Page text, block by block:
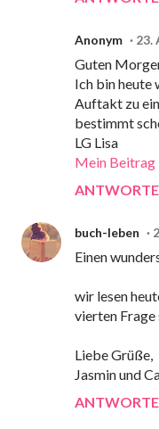
Anonym 23.
Guten
Ich bin heute
Auftakt zu
bestimmt
LG Lisa
Mein Beitrag
buch-leben
Einen
wir lesen
vierten Frage
Liebe Grüße,
Jasmin und